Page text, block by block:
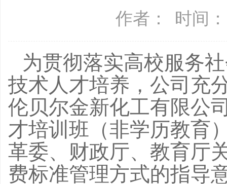
作者： 时间
为贯彻落实高校服务
技术人才培养，公司充
伦贝尔金新化工有限公
才培训班（非学历教育
革委、财政厅、教育厅
费标准管理方式的指导